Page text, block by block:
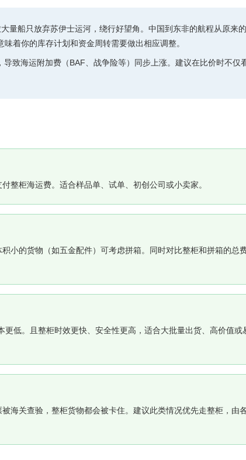
量船只放弃苏伊士运河，绕行好望角。中国到东非的航程从原来
着你的库存计划和资金周转需要做出相应调整。
致海运附加费（BAF、战争险等）同步上涨。建议在比价时不仅
整柜海运费。适合样品单、试单、初创公司或小卖家。
小的货物（如五金配件）可考虑拼箱。同时对比整柜和拼箱的总
低。且整柜时效更快、安全性更高，适合大批量出货、高价值或
海关查验，整柜货物都会被卡住。建议此类情况优先走整柜，由